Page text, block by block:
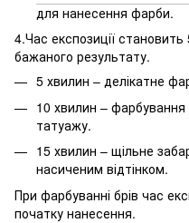
для нанесення фарби.
4.Час експозиції
бажаного результату.
5 хвилин – делікатне
10 хвилин –
татуажу.
15 хвилин – щільне
насиченим відтінком.
При фарбуванні брів час
початку нанесення.